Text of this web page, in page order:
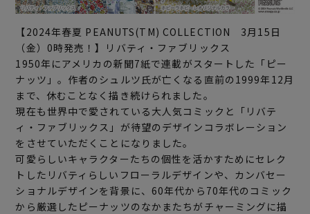
【2024年春夏 PEANUTS(TM) COLLECTION 3月15日
（金）0時発売！】リバティ・ファブリックス
1950年にアメリカの新聞7紙で連載がスタートした「ピー
ナッツ」。作者のシュルツ氏が亡くなる直前の1999年12月
まで、休むことなく描き続けられました。
現在も世界中で愛されている大人気コミックと「リバテ
ィ・ファブリックス」が待望のデザインコラボレーション
をさせていただくことになりました。
可愛らしいキャラクターたちの個性を活かすためにセレク
トしたリバティらしいフローラルデザインや、カンバセー
ショナルデザインを背景に、60年代から70年代のコミック
から厳選したピーナッツのなかまたちがチャーミングに描